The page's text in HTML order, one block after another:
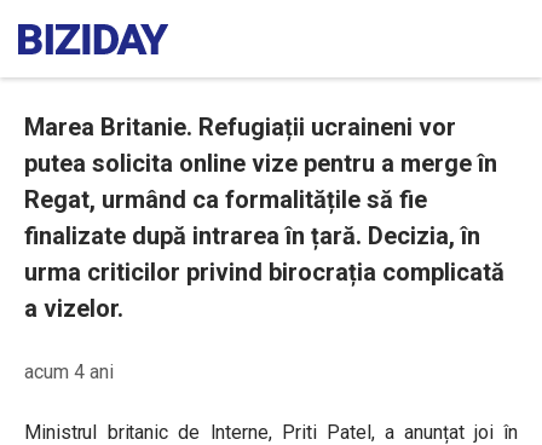
Marea Britanie. Refugiații ucraineni vor
putea solicita online vize pentru a merge în
Regat, urmând ca formalitățile să fie
finalizate după intrarea în țară. Decizia, în
urma criticilor privind birocrația complicată
a vizelor.
acum 4 ani
Ministrul britanic de Interne, Priti Patel, a anunțat joi în